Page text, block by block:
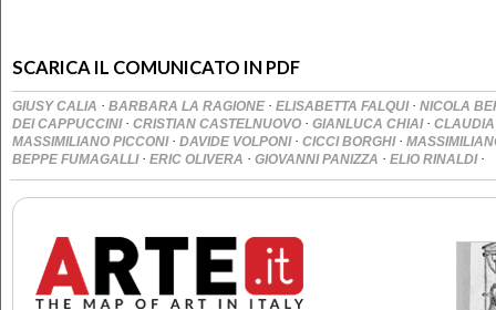
SCARICA IL COMUNICATO IN PDF
GIUSY CALIA · BARBARA LA RAGIONE · ELISABETTA FALQUI · NICOLA
DEI CAPPUCCINI · CRISTIAN CASTELNUOVO · GIANLUCA CHIAI ·
MASSIMILIANO PICCONI · DAVIDE VOLPONI · CICCI BORGHI ·
BEPPE FUMAGALLI · ERIC OLIVERA · GIOVANNI PANIZZA · ELIO RINALDI ·